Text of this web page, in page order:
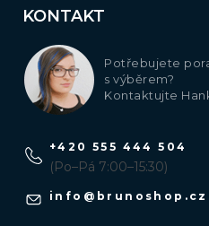
KONTAKT
Potřebujete
s výběrem?
Kontaktujte
info @ brunoshop.cz
+420 555 444 504
(Po–Pá 7:00–15:30)